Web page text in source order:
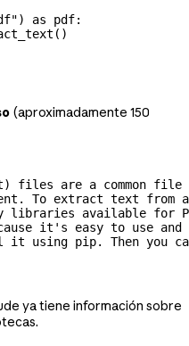
) as pdf:
(aproximadamente 150
files are a common
To extract text from
libraries available for
it's easy to use
pip. Then you
ya tiene información sobre